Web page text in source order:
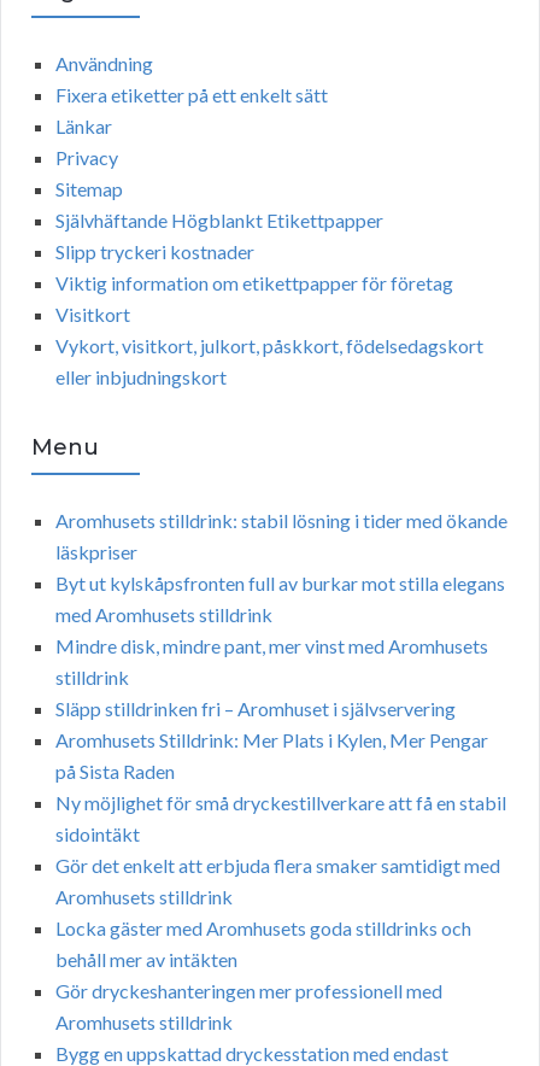
Användning
Fixera etiketter på ett enkelt sätt
Länkar
Privacy
Sitemap
Självhäftande Högblankt Etikettpapper
Slipp tryckeri kostnader
Viktig information om etikettpapper för företag
Visitkort
Vykort, visitkort, julkort, påskkort, födelsedagskort
eller inbjudningskort
Menu
Aromhusets stilldrink: stabil lösning i tider med ökande
läskpriser
Byt ut kylskåpsfronten full av burkar mot stilla elegans
med Aromhusets stilldrink
Mindre disk, mindre pant, mer vinst med Aromhusets
stilldrink
Släpp stilldrinken fri – Aromhuset i självservering
Aromhusets Stilldrink: Mer Plats i Kylen, Mer Pengar
på Sista Raden
Ny möjlighet för små dryckestillverkare att få en stabil
sidointäkt
Gör det enkelt att erbjuda flera smaker samtidigt med
Aromhusets stilldrink
Locka gäster med Aromhusets goda stilldrinks och
behåll mer av intäkten
Gör dryckeshanteringen mer professionell med
Aromhusets stilldrink
Bygg en uppskattad dryckesstation med endast